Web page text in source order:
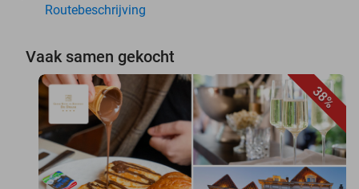
Routebeschrijving
Vaak samen gekocht
38%